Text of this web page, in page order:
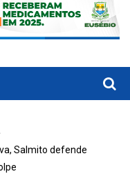
Salmito defende